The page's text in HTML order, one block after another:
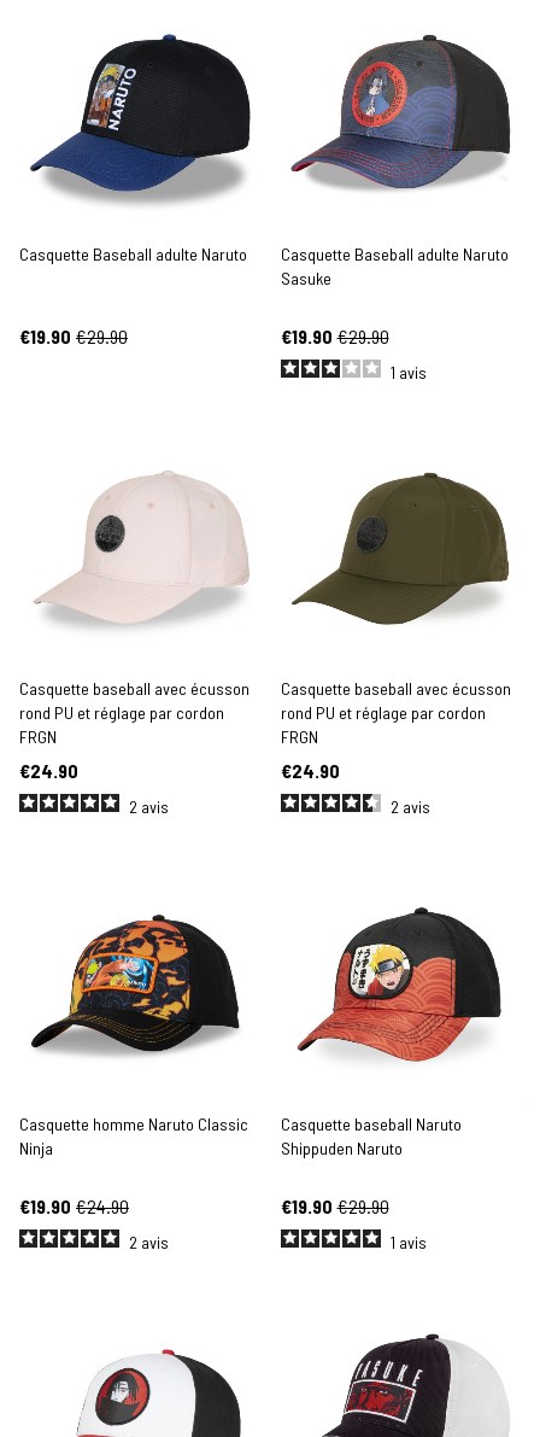
Casquette Baseball adulte Naruto
€19.90 €29.90
Casquette Baseball adulte Naruto
Sasuke
€19.90 €29.90
1 avis
Casquette baseball avec écusson
rond PU et réglage par cordon
FRGN
€24.90
2 avis
Casquette baseball avec écusson
rond PU et réglage par cordon
FRGN
€24.90
2 avis
Casquette homme Naruto Classic
Ninja
€19.90 €24.90
2 avis
Casquette baseball Naruto
Shippuden Naruto
€19.90 €29.90
1 avis